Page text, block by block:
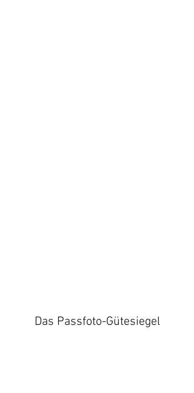
Das Passfoto-Gütesiegel